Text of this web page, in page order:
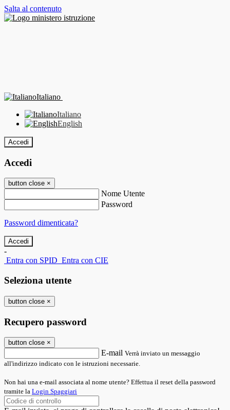
Salta al contenuto
Italiano
Italiano
English
Accedi
Accedi
button close ×
Nome Utente
Password
Password dimenticata?
-
Entra con SPID Entra con CIE
Seleziona utente
button close ×
Recupero password
button close ×
E-mail Verrà inviato un messaggio
all'indirizzo indicato con le istruzioni necessarie.
Non hai una e-mail associata al nome utente? Effettua il reset della password
tramite la Login Spaggiari